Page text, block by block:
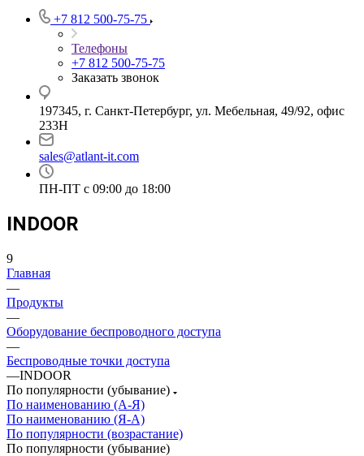
+7 812 500-75-75
Телефоны
+7 812 500-75-75
Заказать звонок
197345, г. Санкт-Петербург, ул. Мебельная, 49/92, офис
233Н
sales@atlant-it.com
ПН-ПТ с 09:00 до 18:00
INDOOR
9
Главная
—
Продукты
—
Оборудование беспроводного доступа
—
Беспроводные точки доступа
—INDOOR
По популярности (убывание)
По наименованию (А-Я)
По наименованию (Я-А)
По популярности (возрастание)
По популярности (убывание)